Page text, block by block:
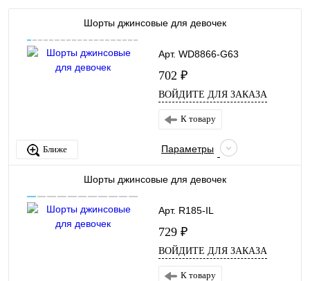
Шорты джинсовые для девочек
Арт. WD8866-G63
702 ₽
ВОЙДИТЕ ДЛЯ ЗАКАЗА
Ближе
К товару
Параметры
Шорты джинсовые для девочек
Арт. R185-IL
729 ₽
ВОЙДИТЕ ДЛЯ ЗАКАЗА
К товару